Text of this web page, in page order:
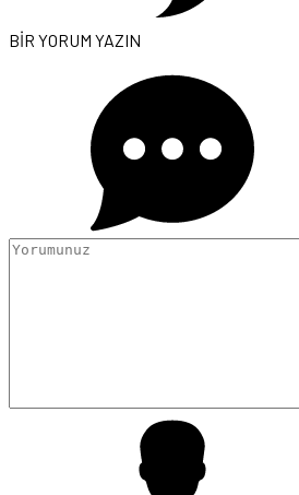
BİR YORUM YAZIN